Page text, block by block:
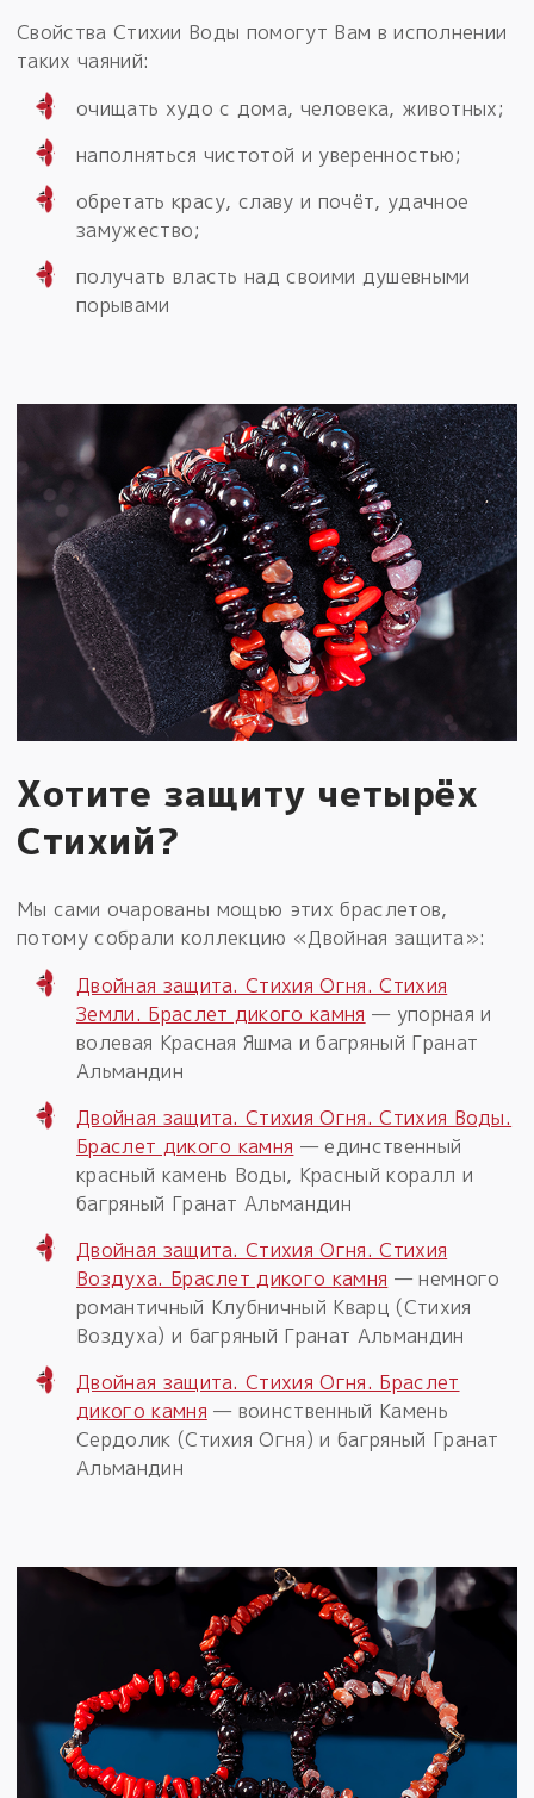
Свойства Стихии Воды помогут Вам в исполнении
таких чаяний:
очищать худо с дома, человека, животных;
наполняться чистотой и уверенностью;
обретать красу, славу и почёт, удачное
замужество;
получать власть над своими душевными
порывами
Хотите защиту четырёх
Стихий?
Мы сами очарованы мощью этих браслетов,
потому собрали коллекцию «Двойная защита»:
Двойная защита. Стихия Огня. Стихия
Земли. Браслет дикого камня — упорная и
волевая Красная Яшма и багряный Гранат
Альмандин
Двойная защита. Стихия Огня. Стихия Воды.
Браслет дикого камня — единственный
красный камень Воды, Красный коралл и
багряный Гранат Альмандин
Двойная защита. Стихия Огня. Стихия
Воздуха. Браслет дикого камня — немного
романтичный Клубничный Кварц (Стихия
Воздуха) и багряный Гранат Альмандин
Двойная защита. Стихия Огня. Браслет
дикого камня — воинственный Камень
Сердолик (Стихия Огня) и багряный Гранат
Альмандин